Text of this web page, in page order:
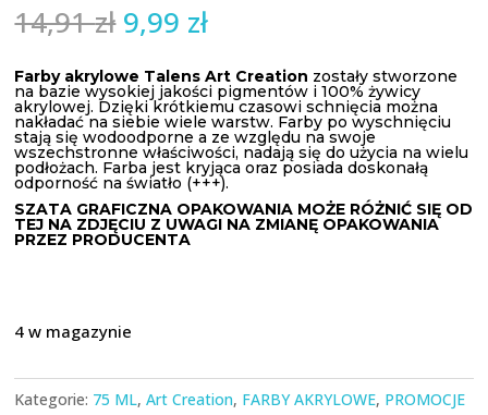
14,91zł Pierwotna
cena
wynosiła:
14,91 zł.
9,99 złAktualna
wynosi:
9,99 zł.
Farby akrylowe Talens Art Creation zostały stworzone
na bazie wysokiej jakości pigmentów i 100% żywicy
akrylowej. Dzięki krótkiemu czasowi schnięcia można
nakładać na siebie wiele warstw. Farby po wyschnięciu
stają się wodoodporne a ze względu na swoje
wszechstronne właściwości, nadają się do użycia na wielu
podłożach. Farba jest kryjąca oraz posiada doskonałą
odporność na światło (+++).
SZATA GRAFICZNA OPAKOWANIA MOŻE RÓŻNIĆ SIĘ OD
TEJ NA ZDJĘCIU Z UWAGI NA ZMIANĘ OPAKOWANIA
PRZEZ PRODUCENTA
4 w magazynie
Kategorie: 75 ML,Art Creation, FARBY AKRYLOWE, PROMOCJE